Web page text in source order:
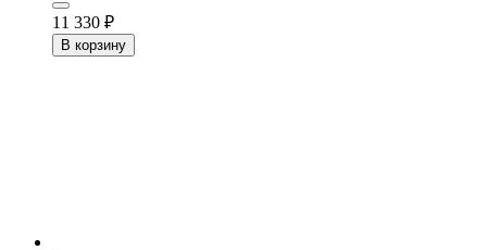
11 330 ₽
В корзину